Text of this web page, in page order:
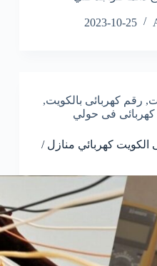
2023-10-25
, رقم كهربائى بالكويت,
كهربائى فى حولي
الكويت كهربائي منازل /